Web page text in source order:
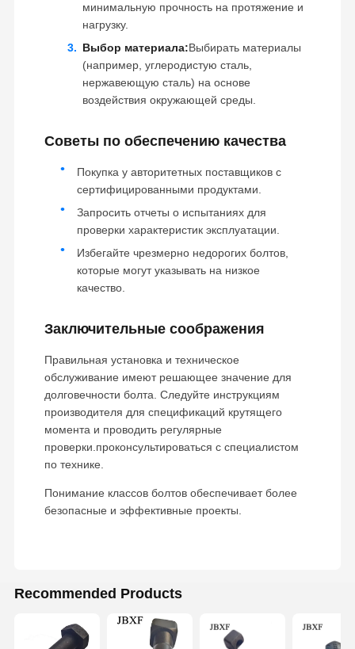
Шнур колеса грузовика
Болт ботинка следа
минимальную прочность на протяжение и
нагрузку.
Выбор материала:Выбирать материалы
(например, углеродистую сталь,
нержавеющую сталь) на основе
воздействия окружающей среды.
Советы по обеспечению качества
Покупка у авторитетных поставщиков с
сертифицированными продуктами.
Запросить отчеты о испытаниях для
проверки характеристик эксплуатации.
Избегайте чрезмерно недорогих болтов,
которые могут указывать на низкое
качество.
Заключительные соображения
Правильная установка и техническое
обслуживание имеют решающее значение для
долговечности болта. Следуйте инструкциям
производителя для спецификаций крутящего
момента и проводить регулярные
проверки.проконсультироваться с специалистом
по технике.
Понимание классов болтов обеспечивает более
безопасные и эффективные проекты.
Recommended Products